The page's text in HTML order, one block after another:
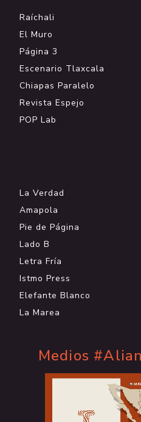
Raíchali
El Muro
Página 3
Escenario Tlaxcala
Chiapas Paralelo
Revista Espejo
POP Lab
La Verdad
Amapola
Pie de Página
Lado B
Letra Fría
Istmo Press
Elefante Blanco
La Marea
Medios